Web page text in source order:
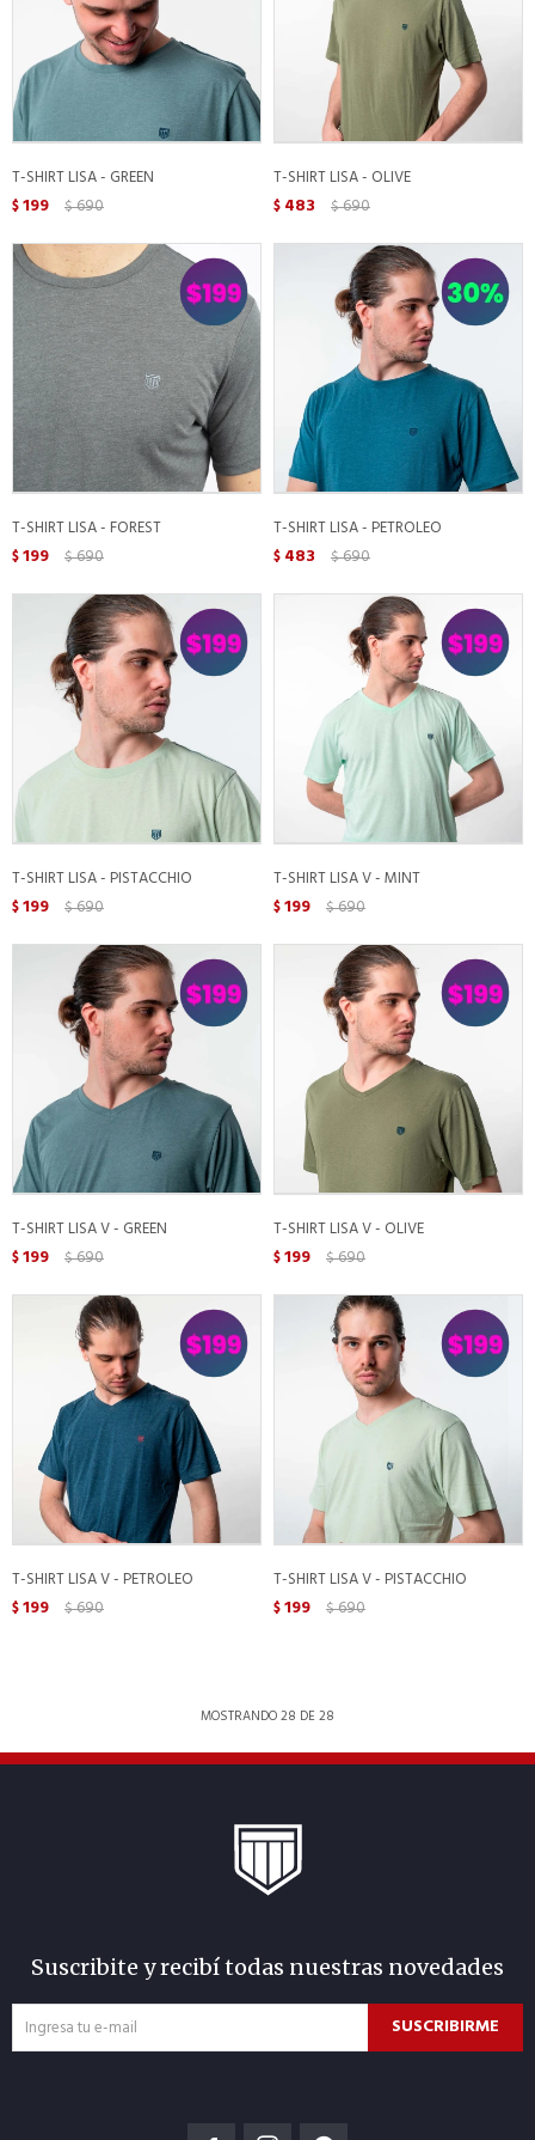
T-SHIRT LISA - GREEN
$199 $690
T-SHIRT LISA - OLIVE
$ 483 $690
T-SHIRT LISA - FOREST
$199 $690
T-SHIRT LISA - PETROLEO
$ 483 $690
T-SHIRT LISA - PISTACCHIO
$199 $690
T-SHIRT LISA V - MINT
$199 $690
T-SHIRT LISA V - GREEN
$199 $690
T-SHIRT LISA V - OLIVE
$199 $690
T-SHIRT LISA V - PETROLEO
$199 $690
T-SHIRT LISA V - PISTACCHIO
$199 $690
MOSTRANDO28 DE28
Suscribite y recibí todas nuestras novedades
SUSCRIBIRME